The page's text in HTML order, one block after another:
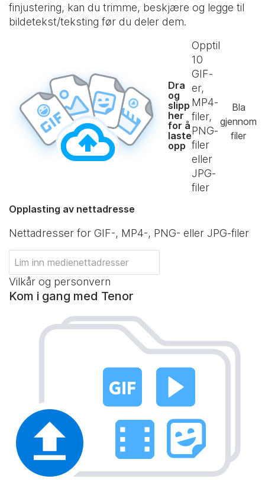
finjustering, kan du trimme, beskjære og legge til
bildetekst/teksting før du deler dem.
Dra
og
slipp
her
for å
laste
opp
Opptil
10
GIF-
er,
MP4-
filer,
PNG-
filer
eller
JPG-
filer
Bla
gjennom
filer
Opplasting av nettadresse
Nettadresser for GIF-, MP4-, PNG- eller JPG-filer
Vilkår og personvern
Kom i gang med Tenor